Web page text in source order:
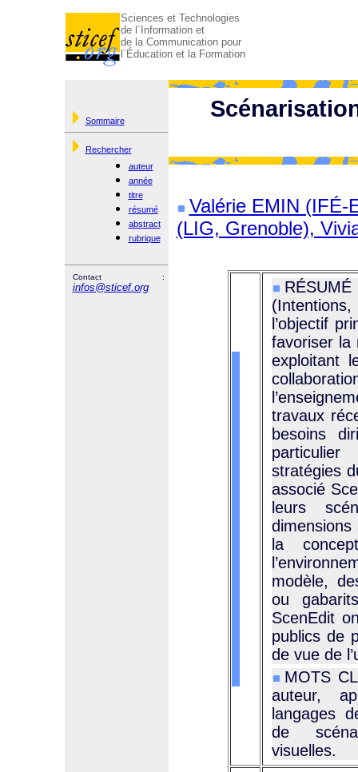
Sciences et Technologies
de l´Information et
de la Communication pour
l´Éducation et la Formation
Sommaire
Rechercher
auteur
année
titre
résumé
abstract
rubrique
Contact :
infos@sticef.org
Valérie EMIN (IFÉ-
(LIG, Grenoble),
l’objectif
favoriser la
exploitant
travaux
besoins
stratégies
associé
leurs
dimensions
la
modèle,
ou
ScenEdit
publics de
de vue de
MOTS
auteur,
langages
de
visuelles.